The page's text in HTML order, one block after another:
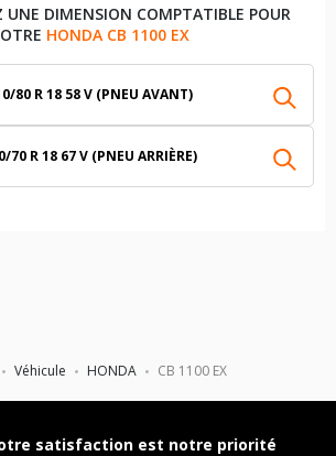
Véhicule HONDA CB 1100 EX
UNE DIMENSION COMPTATIBLE POUR
HONDA CB 1100 EX
80 R 18 58 V (PNEU AVANT)
70 R 18 67 V (PNEU ARRIÈRE)
satisfaction est notre priorité